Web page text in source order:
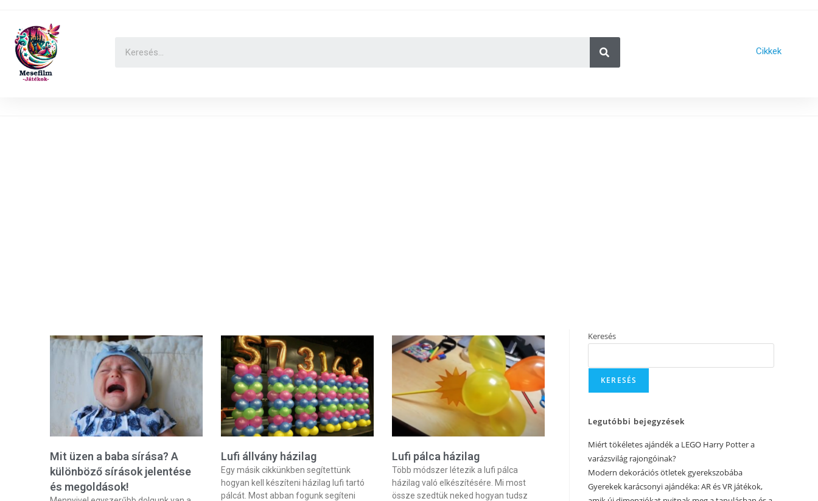
Cikkek
Mit üzen a baba sírása? A
különböző sírások jelentése
és megoldások!
Lufi állvány házilag
Egy másik cikkünkben segítettünk
hogyan kell készíteni házilag lufi tartó
pálcát. Most abban fogunk segíteni
Lufi pálca házilag
Több módszer létezik a lufi pálca
házilag való elkészítésére. Mi most
össze szedtük neked hogyan tudsz
Keresés
KERESÉS
Legutóbbi bejegyzések
Miért tökéletes ajándék a LEGO Harry Potter a
varázsvilág rajongóinak?
Modern dekorációs ötletek gyerekszobába
Gyerekek karácsonyi ajándéka: AR és VR játékok,